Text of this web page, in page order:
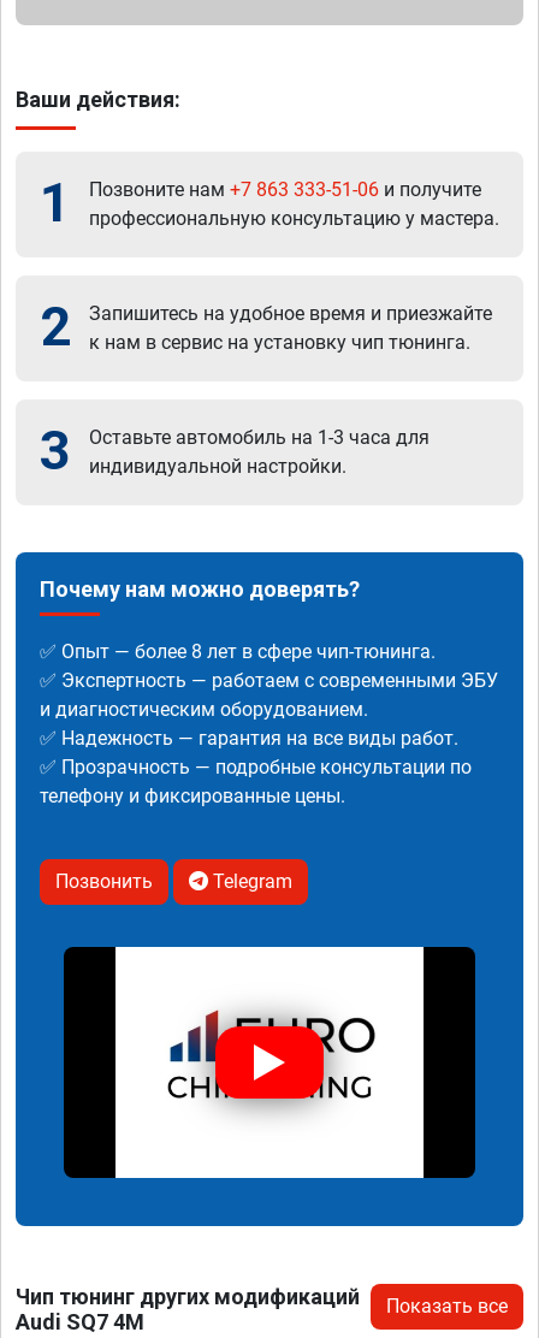
Ваши действия:
1 Позвоните нам +7 863 333-51-06 и получите
профессиональную консультацию у мастера.
2
Запишитесь на удобное время и приезжайте
к нам в сервис на установку чип тюнинга.
3
Оставьте автомобиль на 1-3 часа для
индивидуальной настройки.
Почему нам можно доверять?
✅ Опыт — более 8 лет в сфере чип-тюнинга.
✅ Экспертность — работаем с современными ЭБУ
и диагностическим оборудованием.
✅ Надежность — гарантия на все виды работ.
✅ Прозрачность — подробные консультации по
телефону и фиксированные цены.
Позвонить Telegram
Чип тюнинг других модификаций
Audi SQ7 4M
Показать все